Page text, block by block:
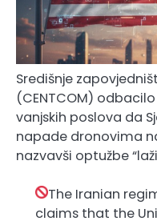
Središnje
(CENTCOM)
vanjskih poslova da
napade dronovima
nazvavši optužbe
The Iranian
claims that the